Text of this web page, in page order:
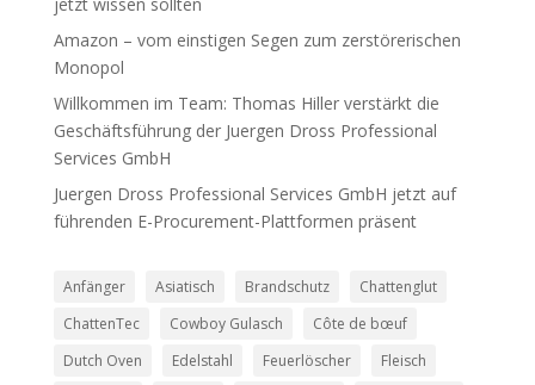
Amazon – vom einstigen Segen zum zerstörerischen
Monopol
Willkommen im Team: Thomas Hiller verstärkt die
Geschäftsführung der Juergen Dross Professional
Services GmbH
Juergen Dross Professional Services GmbH jetzt auf
führenden E-Procurement-Plattformen präsent
Anfänger Asiatisch Brandschutz
Chattenglut
ChattenTec
Cowboy Gulasch
Côte de bœuf
Dutch Oven
Edelstahl Feuerlöscher
Fleisch